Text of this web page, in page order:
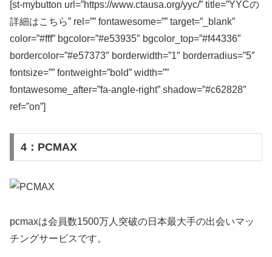
[st-mybutton url=”https://www.ctausa.org/yyc/” title=”YYCの
詳細はこちら” rel=”” fontawesome=”” target=”_blank”
color=”#fff” bgcolor=”#e53935″ bgcolor_top=”#f44336″
bordercolor=”#e57373″ borderwidth=”1″ borderradius=”5″
fontsize=”” fontweight=”bold” width=””
fontawesome_after=”fa-angle-right” shadow=”#c62828″
ref=”on”]
4：PCMAX
pcmaxは会員数1500万人突破の日本最大手の出会いマッ
チングサービスです。